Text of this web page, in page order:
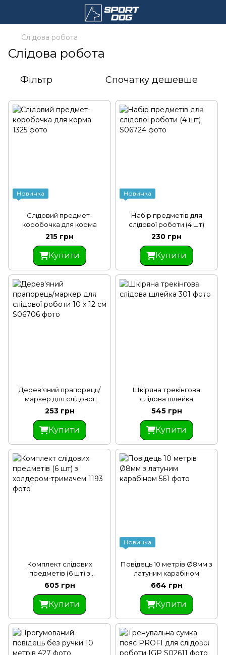
Слідова робота
Слідова робота
Фільтр Спочатку дешевше
Новинка
Слідовий предмет-
коробочка для корма
215 грн
Купити
Новинка
Набір предметів для
слідової роботи (4 шт)
230 грн
Купити
Дерев'яний прапорець/
маркер для слідової
роботи 10 х 12 см
253 грн
Купити
Шкіряна трекінгова
слідова шлейка
545 грн
Купити
Комплект слідових
предметів (6 шт) з
холдером-тримачем
605 грн
Купити
Новинка
Повідець 10 метрів Ø8мм з
латуним карабіном
664 грн
Купити